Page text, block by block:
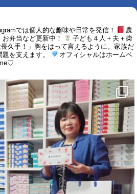
では個人的な趣味や日常を発信！
農
弁当など更新中！
子ども４人＋夫＋柴
長久手！」胸をはって言えるように。家族だ
を支えます。
オフィシャルはホームペ